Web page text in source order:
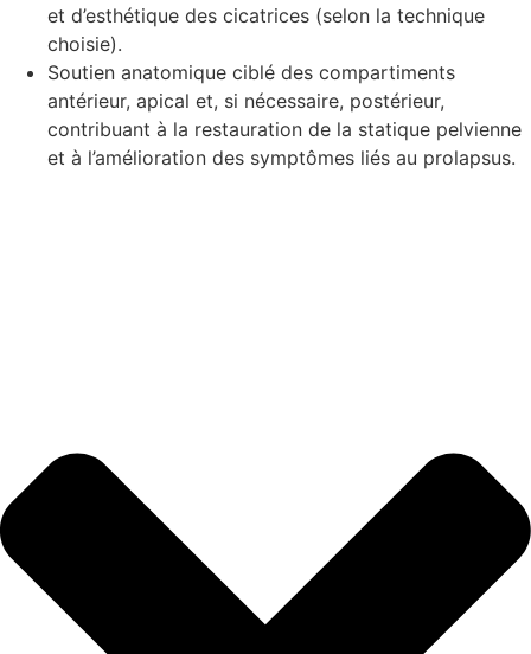
et d’esthétique des cicatrices (selon la technique
choisie).
Soutien anatomique ciblé des compartiments
antérieur, apical et, si nécessaire, postérieur,
contribuant à la restauration de la statique pelvienne
et à l’amélioration des symptômes liés au prolapsus.